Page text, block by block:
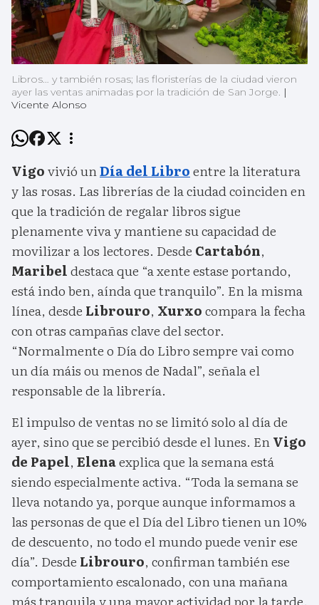
Libros… y también rosas; las floristerías de la ciudad vieron
ayer las ventas animadas por la tradición de San Jorge. |
Vicente Alonso
Vigovivió unDía del Libroentre la literatura
y las rosas. Las librerías de la ciudad coinciden en
que la tradición de regalar libros sigue
plenamente viva y mantiene su capacidad de
movilizar a los lectores. Desde Cartabón,
Maribeldestaca que “a xente estase portando,
está indo ben, aínda que tranquilo”. En la misma
línea, desde Librouro, Xurxocompara la fecha
con otras campañas clave del sector.
“Normalmente o Día do Libro sempre vai como
un día máis ou menos de Nadal”, señala el
responsable de la librería.
El impulso de ventas no se limitó solo al día de
ayer, sino que se percibió desde el lunes. EnVigo
de Papel, Elenaexplica que la semana está
siendo especialmente activa. “Toda la semana se
lleva notando ya, porque aunque informamos a
las personas de que el Día del Libro tienen un 10%
de descuento, no todo el mundo puede venir ese
día”. Desde Librouro, confirman también ese
comportamiento escalonado, con una mañana